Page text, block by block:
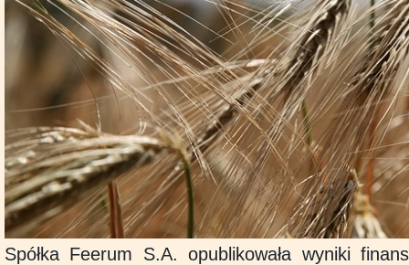
Spółka Feerum S.A. opublikowała wyniki